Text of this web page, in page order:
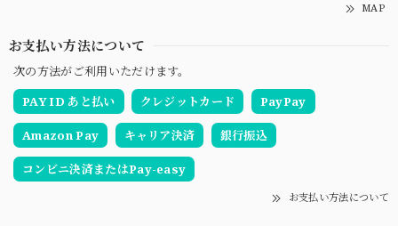
MAP
お支払い方法について
次の方法がご利用いただけます。
PAY ID あと払い
クレジットカード PayPay
Amazon Pay キャリア決済 銀行振込
コンビニ決済またはPay-easy
お支払い方法について